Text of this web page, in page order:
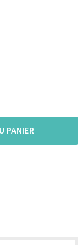
PANIER